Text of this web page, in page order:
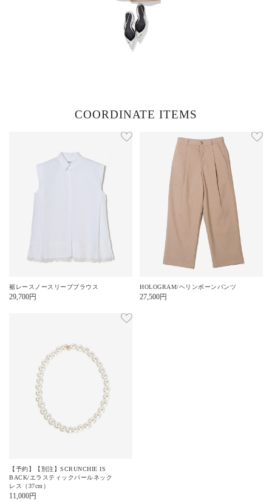
COORDINATE ITEMS
裾レースノースリーブブラウス
29,700円
HOLOGRAM/ヘリンボーンパンツ
27,500円
【予約】【別注】SCRUNCHIE IS
BACK/エラスティックパールネック
レス（37cm）
11,000円